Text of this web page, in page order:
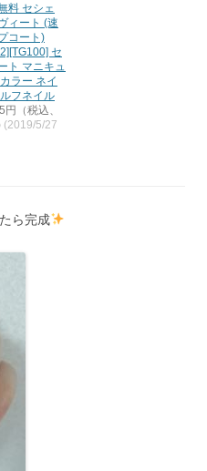
料 セシェ
ィート (速
コート)
セ
ト マニキュ
ラー ネイ
フネイル
（税込、
(2019/5/27
ら完成